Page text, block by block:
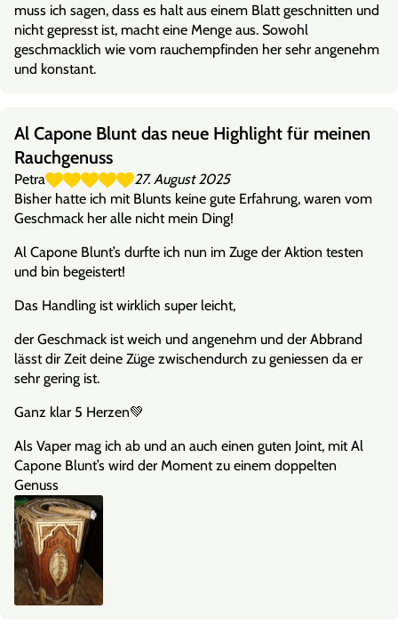
muss ich sagen, dass es halt aus einem Blatt geschnitten und
nicht gepresst ist, macht eine Menge aus. Sowohl
geschmacklich wie vom rauchempfinden her sehr angenehm
und konstant.
Al Capone Blunt das neue Highlight für meinen
Rauchgenuss
Petra
27. August 2025
Bisher hatte ich mit Blunts keine gute Erfahrung, waren vom
Geschmack her alle nicht mein Ding!
Al Capone Blunt’s durfte ich nun im Zuge der Aktion testen
und bin begeistert!
Das Handling ist wirklich super leicht,
der Geschmack ist weich und angenehm und der Abbrand
lässt dir Zeit deine Züge zwischendurch zu geniessen da er
sehr gering ist.
Ganz klar 5 Herzen💚
Als Vaper mag ich ab und an auch einen guten Joint, mit Al
Capone Blunt’s wird der Moment zu einem doppelten
Genuss